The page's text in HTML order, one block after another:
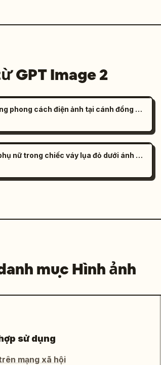
GPT Image 2
Ảnh thời trang phong cách điện ảnh tại cánh đồng muối đầy tâm trạng
Chân dung phụ nữ trong chiếc váy lụa đỏ dưới ánh nắng
mục Hình ảnh
sử dụng
mạng xã hội